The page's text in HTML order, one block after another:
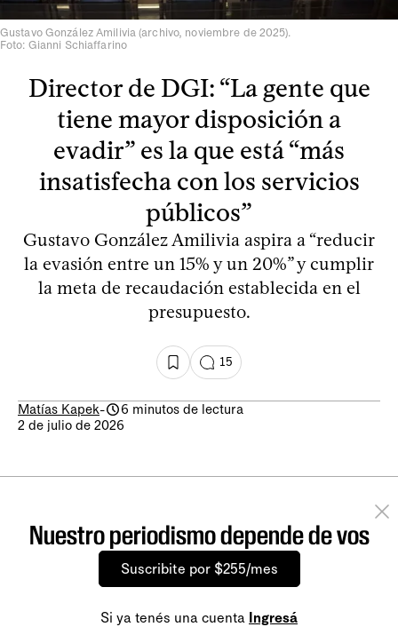
Gustavo González Amilivia (archivo, noviembre de 2025).
Foto: Gianni Schiaffarino
Director de DGI: “La gente que
tiene mayor disposición a
evadir” es la que está “más
insatisfecha con los servicios
públicos”
Gustavo González Amilivia aspira a “reducir
la evasión entre un 15% y un 20%” y cumplir
la meta de recaudación establecida en el
presupuesto.
15
Matías Kapek-
6 minutos de lectura
2 de julio de 2026
Nuestro periodismo depende de vos
Suscribite por $255/mes
Si ya tenés una cuenta Ingresá